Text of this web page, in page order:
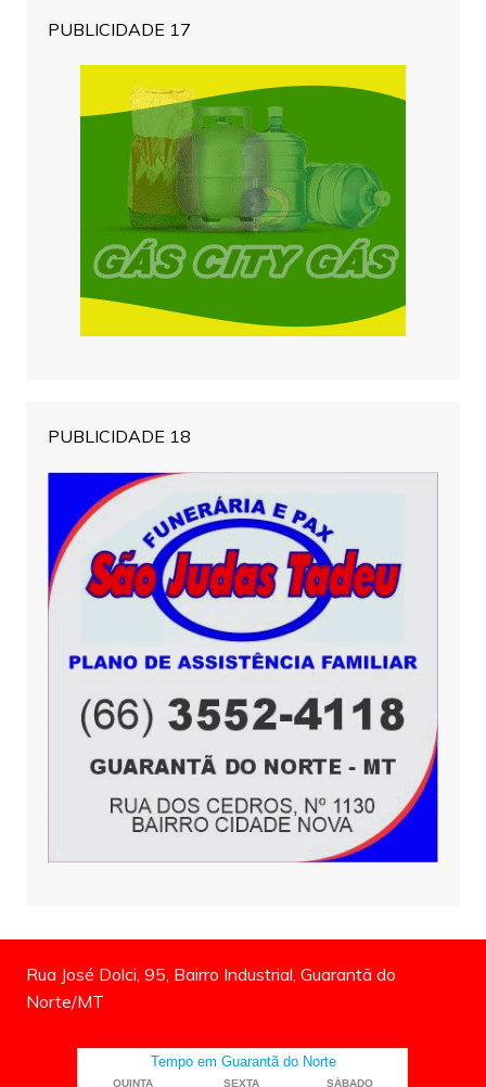
PUBLICIDADE 17
PUBLICIDADE 18
Rua José Dolci, 95, Bairro Industrial, Guarantã do
Norte/MT